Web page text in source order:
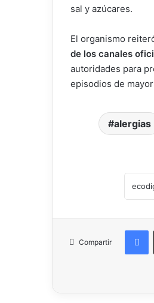
sal y azúcares.
El organismo
de los canales
autoridades para
episodios de
alergias
Compartir